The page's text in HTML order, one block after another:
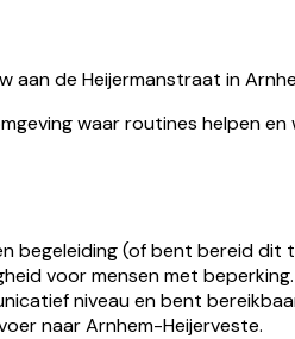
aan de Heijermanstraat in
waar routines helpen
begeleiding (of bent bereid dit
voor mensen met beperking.
niveau en bent
naar Arnhem-Heijerveste.